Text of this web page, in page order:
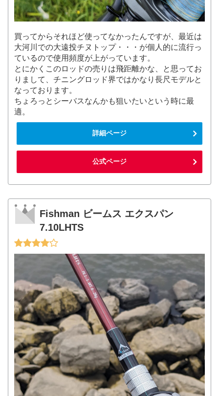
買ってからそれほど使ってなかったんですが、最近は
大河川での大遠投チヌトップ・・・が個人的に流行っ
ているので使用頻度が上がっています。
とにかくこのロッドの売りは飛距離かな、と思ってお
りまして、チニングロッド界ではかなり長尺モデルと
なっております。
ちょろっとシーバスなんかも狙いたいという時に最
適。
詳細ページ
公式ページ
Fishman ビームス エクスパン
7.10LHTS